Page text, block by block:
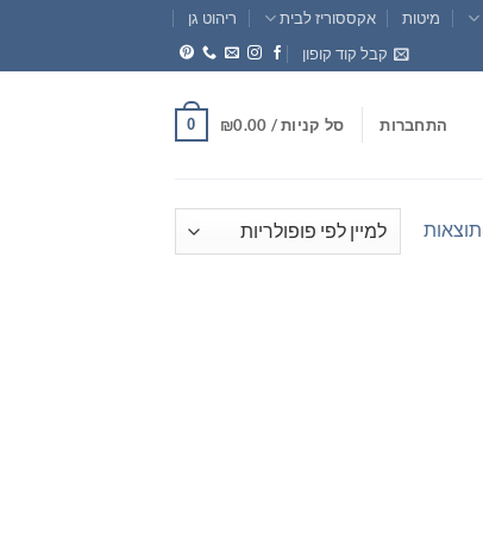
מיטות אקססוריז לבית
ריהוט גן
קבל קוד קופון
התחברות סל קניות / ₪0.00
0
ממוין
לפי